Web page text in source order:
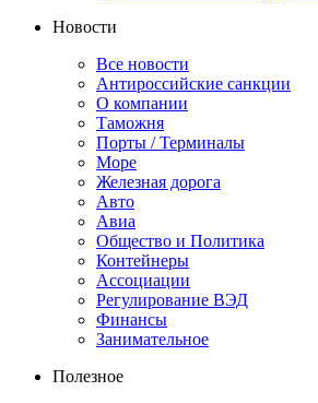
Новости
Все новости
Антироссийские санкции
О компании
Таможня
Порты / Терминалы
Море
Железная дорога
Авто
Авиа
Общество и Политика
Контейнеры
Ассоциации
Регулирование ВЭД
Финансы
Занимательное
Полезное